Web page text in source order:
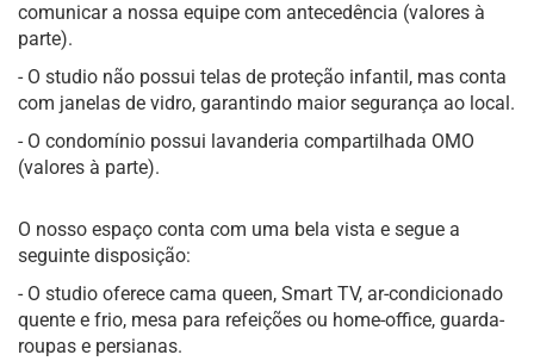
comunicar a nossa equipe com antecedência (valores à
parte).
- O studio não possui telas de proteção infantil, mas conta
com janelas de vidro, garantindo maior segurança ao local.
- O condomínio possui lavanderia compartilhada OMO
(valores à parte).
O nosso espaço conta com uma bela vista e segue a
seguinte disposição:
- O studio oferece cama queen, Smart TV, ar-condicionado
quente e frio, mesa para refeições ou home-office, guarda-
roupas e persianas.